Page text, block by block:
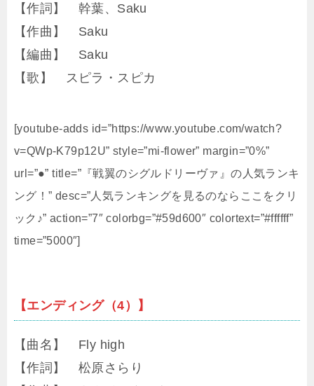
【作詞】 幹葉、Saku
【作曲】 Saku
【編曲】 Saku
【歌】 スピラ・スピカ
[youtube-adds id=”https://www.youtube.com/watch?
v=QWp-K79p12U” style=”mi-flower” margin=”0%”
url=”●” title=”『戦翼のシグルドリーヴァ』の人気ランキ
ング！” desc=”人気ランキングを見るのならここをクリ
ック♪” action=”7″ colorbg=”#59d600″ colortext=”#ffffff”
time=”5000″]
【エンディング（4）】
【曲名】 Fly high
【作詞】 松原さらり